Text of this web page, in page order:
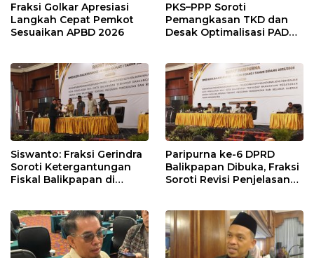
Fraksi Golkar Apresiasi
Langkah Cepat Pemkot
Sesuaikan APBD 2026
PKS–PPP Soroti
Pemangkasan TKD dan
Desak Optimalisasi PAD
Siswanto: Fraksi Gerindra
Soroti Ketergantungan
Fiskal Balikpapan di
Paripurna ke-6 DPRD
Balikpapan Dibuka, Fraksi
Soroti Revisi Penjelasan